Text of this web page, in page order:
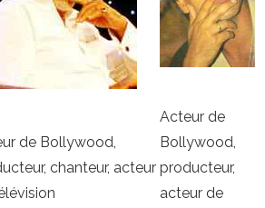
de Bollywood,
chanteur, acteur
Acteur de
Bollywood,
producteur,
acteur de